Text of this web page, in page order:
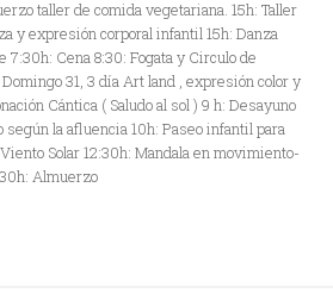
taller de comida vegetariana. 15h: Taller
y expresión corporal infantil 15h: Danza
7:30h: Cena 8:30: Fogata y Circulo de
31, 3 día Art land , expresión color y
Cántica ( Saludo al sol ) 9 h: Desayuno
según la afluencia 10h: Paseo infantil para
Solar 12:30h: Mandala en movimiento-
Almuerzo